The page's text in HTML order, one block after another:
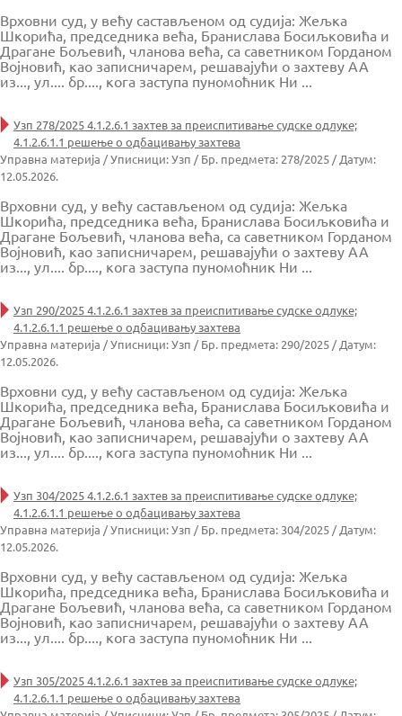
Врховни суд, у већу састављеном од судија: Жељка
Шкорића, председника већа, Бранислава Босиљковића и
Драгане Бољевић, чланова већа, са саветником Горданом
Војновић, као записничарем, решавајући о захтеву АА
из..., ул.... бр...., кога заступа пуномоћник Ни ...
Узп 278/2025 4.1.2.6.1 захтев за преиспитивање судске одлуке;
4.1.2.6.1.1 решење о одбацивању захтева
Управна материја / Уписници: Узп / Бр. предмета: 278/2025 / Датум:
12.05.2026.
Врховни суд, у већу састављеном од судија: Жељка
Шкорића, председника већа, Бранислава Босиљковића и
Драгане Бољевић, чланова већа, са саветником Горданом
Војновић, као записничарем, решавајући о захтеву АА
из..., ул.... бр...., кога заступа пуномоћник Ни ...
Узп 290/2025 4.1.2.6.1 захтев за преиспитивање судске одлуке;
4.1.2.6.1.1 решење о одбацивању захтева
Управна материја / Уписници: Узп / Бр. предмета: 290/2025 / Датум:
12.05.2026.
Врховни суд, у већу састављеном од судија: Жељка
Шкорића, председника већа, Бранислава Босиљковића и
Драгане Бољевић, чланова већа, са саветником Горданом
Војновић, као записничарем, решавајући о захтеву АА
из..., ул.... бр...., кога заступа пуномоћник Ни ...
Узп 304/2025 4.1.2.6.1 захтев за преиспитивање судске одлуке;
4.1.2.6.1.1 решење о одбацивању захтева
Управна материја / Уписници: Узп / Бр. предмета: 304/2025 / Датум:
12.05.2026.
Врховни суд, у већу састављеном од судија: Жељка
Шкорића, председника већа, Бранислава Босиљковића и
Драгане Бољевић, чланова већа, са саветником Горданом
Војновић, као записничарем, решавајући о захтеву АА
из..., ул.... бр...., кога заступа пуномоћник Ни ...
Узп 305/2025 4.1.2.6.1 захтев за преиспитивање судске одлуке;
4.1.2.6.1.1 решење о одбацивању захтева